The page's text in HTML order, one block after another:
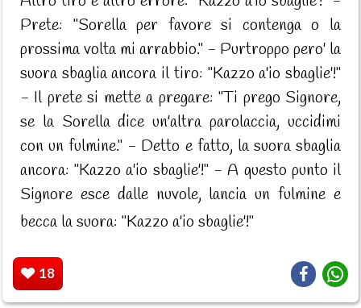
Prete: "Sorella per favore si contenga o la
prossima volta mi arrabbio." - Purtroppo pero' la
suora sbaglia ancora il tiro: "Kazzo a'io sbaglie'!"
- Il prete si mette a pregare: "Ti prego Signore,
se la Sorella dice un'altra parolaccia, uccidimi
con un fulmine." - Detto e fatto, la suora sbaglia
ancora: "Kazzo a'io sbaglie'!" - A questo punto il
Signore esce dalle nuvole, lancia un fulmine e
becca la suora: "Kazzo a'io sbaglie'!"
18